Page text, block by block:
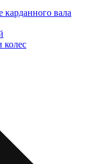
вала
колес